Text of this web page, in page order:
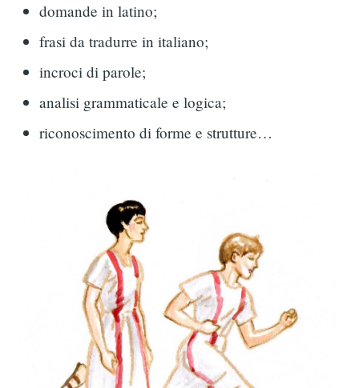
domande in latino;
frasi da tradurre in italiano;
incroci di parole;
analisi grammaticale e logica;
riconoscimento di forme e strutture…